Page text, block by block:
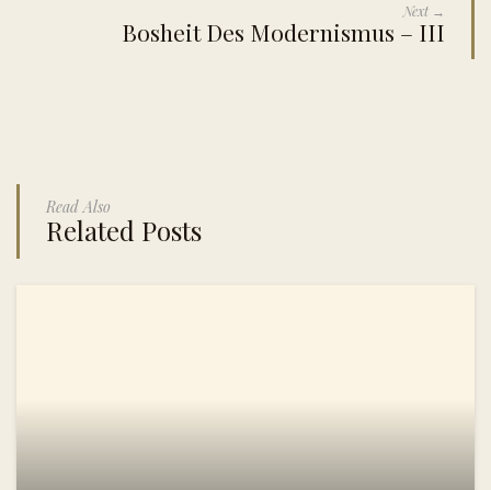
Next →
Bosheit Des Modernismus – III
Read Also
Related Posts